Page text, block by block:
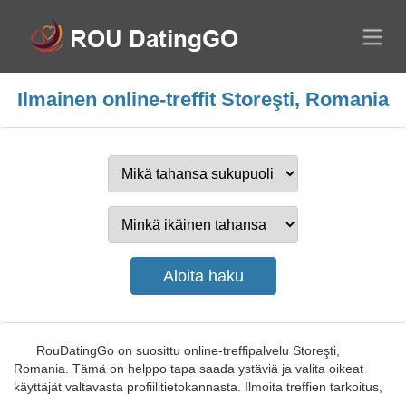
Ilmainen online-treffit Storeşti, Romania
RouDatingGo on suosittu online-treffipalvelu Storeşti,
Romania. Tämä on helppo tapa saada ystäviä ja valita oikeat
käyttäjät valtavasta profiilitietokannasta. Ilmoita treffien tarkoitus,